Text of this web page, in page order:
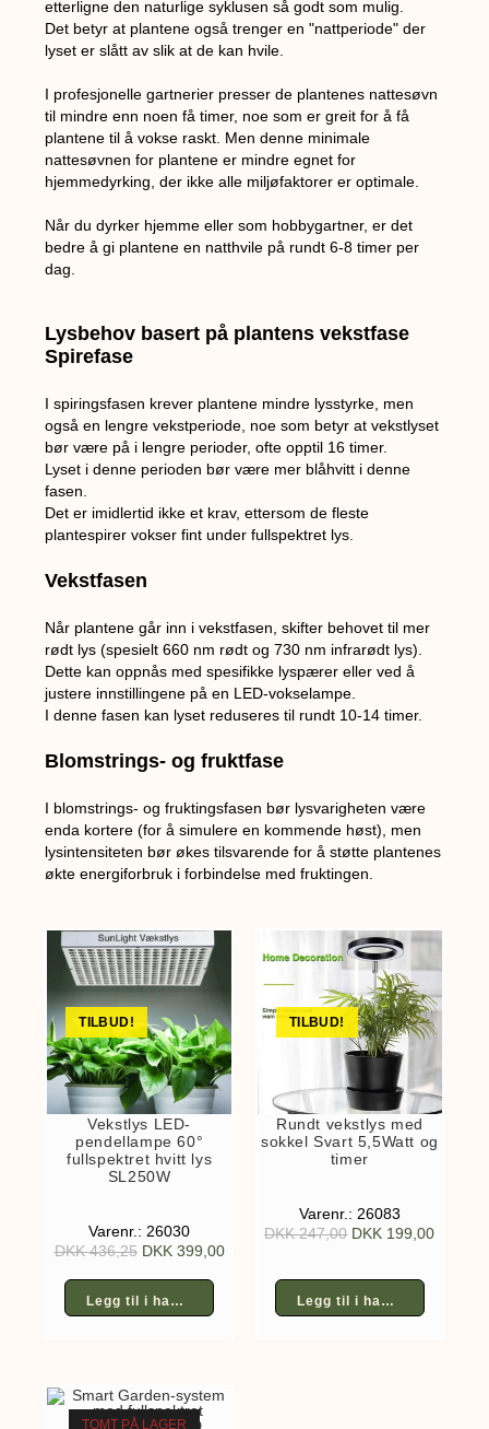
etterligne den naturlige syklusen så godt som mulig.
Det betyr at plantene også trenger en "nattperiode" der
lyset er slått av slik at de kan hvile.
I profesjonelle gartnerier presser de plantenes nattesøvn
til mindre enn noen få timer, noe som er greit for å få
plantene til å vokse raskt. Men denne minimale
nattesøvnen for plantene er mindre egnet for
hjemmedyrking, der ikke alle miljøfaktorer er optimale.
Når du dyrker hjemme eller som hobbygartner, er det
bedre å gi plantene en natthvile på rundt 6-8 timer per
dag.
Lysbehov basert på plantens vekstfase
Spirefase
I spiringsfasen krever plantene mindre lysstyrke, men
også en lengre vekstperiode, noe som betyr at vekstlyset
bør være på i lengre perioder, ofte opptil 16 timer.
Lyset i denne perioden bør være mer blåhvitt i denne
fasen.
Det er imidlertid ikke et krav, ettersom de fleste
plantespirer vokser fint under fullspektret lys.
Vekstfasen
Når plantene går inn i vekstfasen, skifter behovet til mer
rødt lys (spesielt 660 nm rødt og 730 nm infrarødt lys).
Dette kan oppnås med spesifikke lyspærer eller ved å
justere innstillingene på en LED-vokselampe.
I denne fasen kan lyset reduseres til rundt 10-14 timer.
Blomstrings- og fruktfase
I blomstrings- og fruktingsfasen bør lysvarigheten være
enda kortere (for å simulere en kommende høst), men
lysintensiteten bør økes tilsvarende for å støtte plantenes
økte energiforbruk i forbindelse med fruktingen.
TILBUD!
Vekstlys LED-
pendellampe 60°
fullspektret hvitt lys
SL250W
Varenr.: 26030
DKK436,25 DKK399,00
Legg til i handlekurv
TILBUD!
Rundt vekstlys med
sokkel Svart 5,5Watt og
timer
Varenr.: 26083
DKK247,00 DKK 199,00
Legg til i handlekurv
TOMT PÅ LAGER